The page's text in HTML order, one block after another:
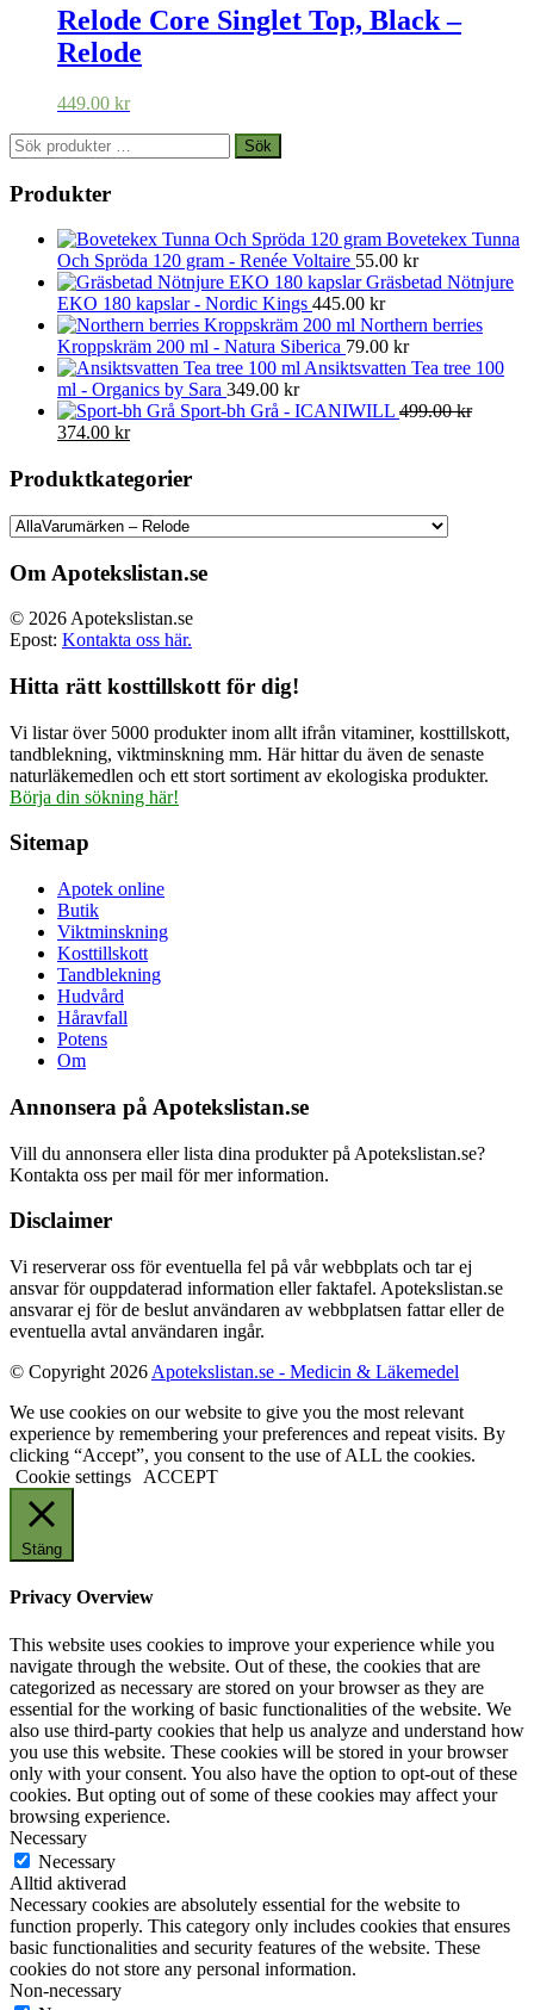
var:
649.00 kr.
är:
454.00 kr.
Relode Core Singlet Top, Black –
Relode
449.00 kr
Sök
efter:
Sök
Produkter
Bovetekex Tunna
Och Spröda 120 gram - Renée Voltaire 55.00 kr
Gräsbetad Nötnjure
EKO 180 kapslar - Nordic Kings 445.00 kr
Northern berries
Kroppskräm 200 ml - Natura Siberica 79.00 kr
Ansiktsvatten Tea tree 100
ml - Organics by Sara 349.00 kr
Sport-bh Grå - ICANIWILL 499.00kr
Det
priset
499.00 kr.
374.00 krDet
priset
är:
374.00 kr.
Produktkategorier
Om Apotekslistan.se
© 2026 Apotekslistan.se
Epost: Kontakta oss här.
Hitta rätt kosttillskott för dig!
Vi listar över 5000 produkter inom allt ifrån vitaminer, kosttillskott,
tandblekning, viktminskning mm. Här hittar du även de senaste
naturläkemedlen och ett stort sortiment av ekologiska produkter.
Börja din sökning här!
Sitemap
Apotek online
Butik
Viktminskning
Kosttillskott
Tandblekning
Hudvård
Håravfall
Potens
Om
Annonsera på Apotekslistan.se
Vill du annonsera eller lista dina produkter på Apotekslistan.se?
Kontakta oss per mail för mer information.
Disclaimer
Vi reserverar oss för eventuella fel på vår webbplats och tar ej
ansvar för ouppdaterad information eller faktafel. Apotekslistan.se
ansvarar ej för de beslut användaren av webbplatsen fattar eller de
eventuella avtal användaren ingår.
© Copyright 2026 Apotekslistan.se - Medicin & Läkemedel
We use cookies on our website to give you the most relevant
experience by remembering your preferences and repeat visits. By
clicking “Accept”, you consent to the use of ALL the cookies.
Cookie settings
ACCEPT
Stäng
Privacy Overview
This website uses cookies to improve your experience while you
navigate through the website. Out of these, the cookies that are
categorized as necessary are stored on your browser as they are
essential for the working of basic functionalities of the website. We
also use third-party cookies that help us analyze and understand how
you use this website. These cookies will be stored in your browser
only with your consent. You also have the option to opt-out of these
cookies. But opting out of some of these cookies may affect your
browsing experience.
Necessary
Necessary
Alltid aktiverad
Necessary cookies are absolutely essential for the website to
function properly. This category only includes cookies that ensures
basic functionalities and security features of the website. These
cookies do not store any personal information.
Non-necessary